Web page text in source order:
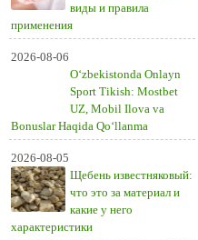
виды и правила
применения
2026-08-06
O‘zbekistonda Onlayn
Sport Tikish: Mostbet
UZ, Mobil Ilova va
Bonuslar Haqida Qo‘llanma
2026-08-05
Щебень известняковый:
что это за материал и
какие у него
характеристики